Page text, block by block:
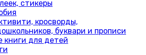
стикеры
кросворды,
буквари и прописи
книги для детей